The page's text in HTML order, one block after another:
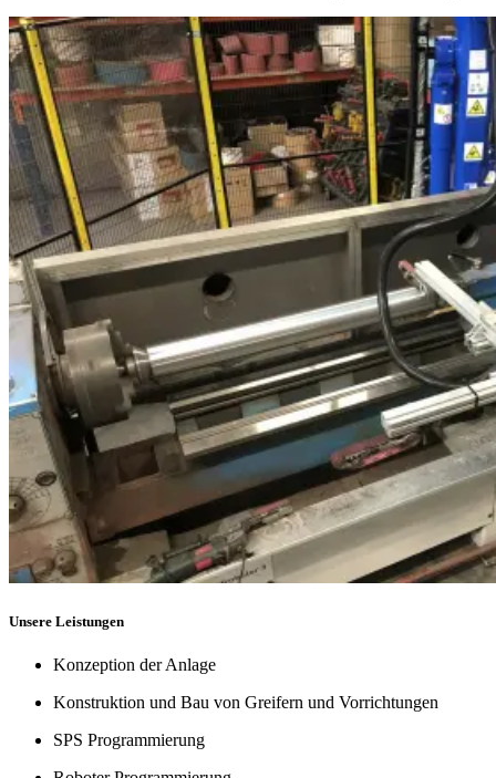
Unsere Leistungen
Konzeption der Anlage
Konstruktion und Bau von Greifern und Vorrichtungen
SPS Programmierung